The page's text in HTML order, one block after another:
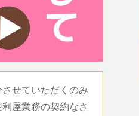
せていただくのみ
屋業務の契約なさ